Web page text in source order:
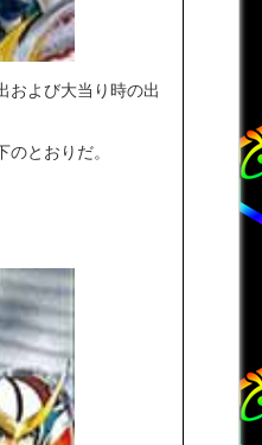
および大当り時の出
とおりだ。